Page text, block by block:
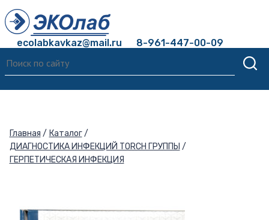
ecolabkavkaz@mail.ru 8-961-447-00-09
Главная
Каталог
ДИАГНОСТИКА ИНФЕКЦИЙ TORCH ГРУППЫ
ГЕРПЕТИЧЕСКАЯ ИНФЕКЦИЯ